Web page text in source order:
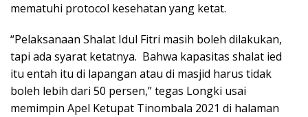
mematuhi protocol kesehatan yang ketat.
“Pelaksanaan Shalat Idul Fitri masih boleh dilakukan,
tapi ada syarat ketatnya. Bahwa kapasitas shalat ied
itu entah itu di lapangan atau di masjid harus tidak
boleh lebih dari 50 persen,” tegas Longki usai
memimpin Apel Ketupat Tinombala 2021 di halaman